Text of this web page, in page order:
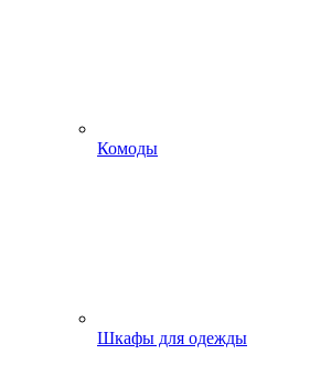
Комоды
Шкафы для одежды